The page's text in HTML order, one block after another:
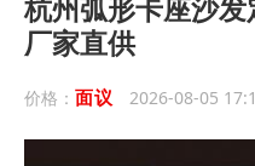
杭州弧形卡座沙发
厂家直供
价格： 面议 2026-08-05